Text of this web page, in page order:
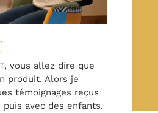
vous allez dire que
produit. Alors je
témoignages reçus
puis avec des enfants.